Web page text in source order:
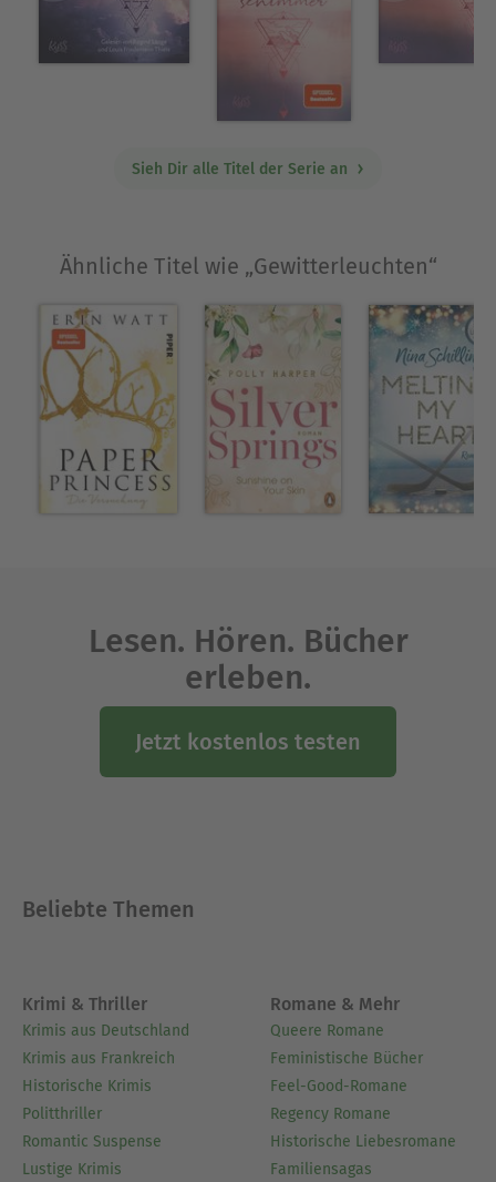
Sieh Dir alle Titel der Serie an
Ähnliche Titel wie „Gewitterleuchten“
Lesen. Hören. Bücher
erleben.
Jetzt kostenlos testen
Beliebte Themen
Krimi & Thriller
Krimis aus Deutschland
Krimis aus Frankreich
Historische Krimis
Politthriller
Romantic Suspense
Lustige Krimis
Romane & Mehr
Queere Romane
Feministische Bücher
Feel-Good-Romane
Regency Romane
Historische Liebesromane
Familiensagas